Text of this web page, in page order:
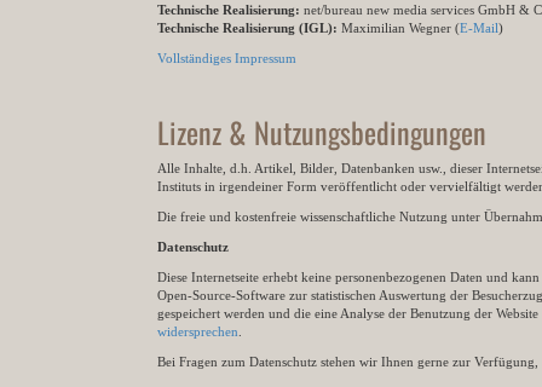
Technische Realisierung: net/bureau new media services GmbH &
Technische Realisierung (IGL): Maximilian Wegner (E-Mail)
Vollständiges Impressum
Lizenz & Nutzungsbedingungen
Alle Inhalte, d.h. Artikel, Bilder, Datenbanken usw., dieser
Instituts in irgendeiner Form veröffentlicht oder vervielfältigt
Die freie und kostenfreie wissenschaftliche Nutzung unter
Datenschutz
Diese Internetseite erhebt keine personenbezogenen Daten und
Open-Source-Software zur statistischen Auswertung der
gespeichert werden und die eine Analyse der Benutzung der
widersprechen
Bei Fragen zum Datenschutz stehen wir Ihnen gerne zur